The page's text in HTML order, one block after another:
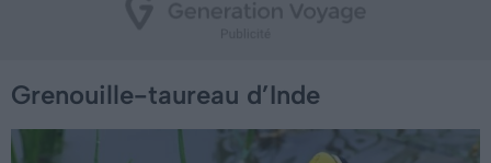
Grenouille-taureau d’Inde